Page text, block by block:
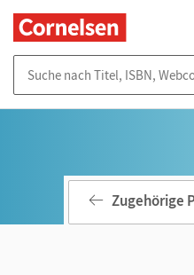
Zugehörige